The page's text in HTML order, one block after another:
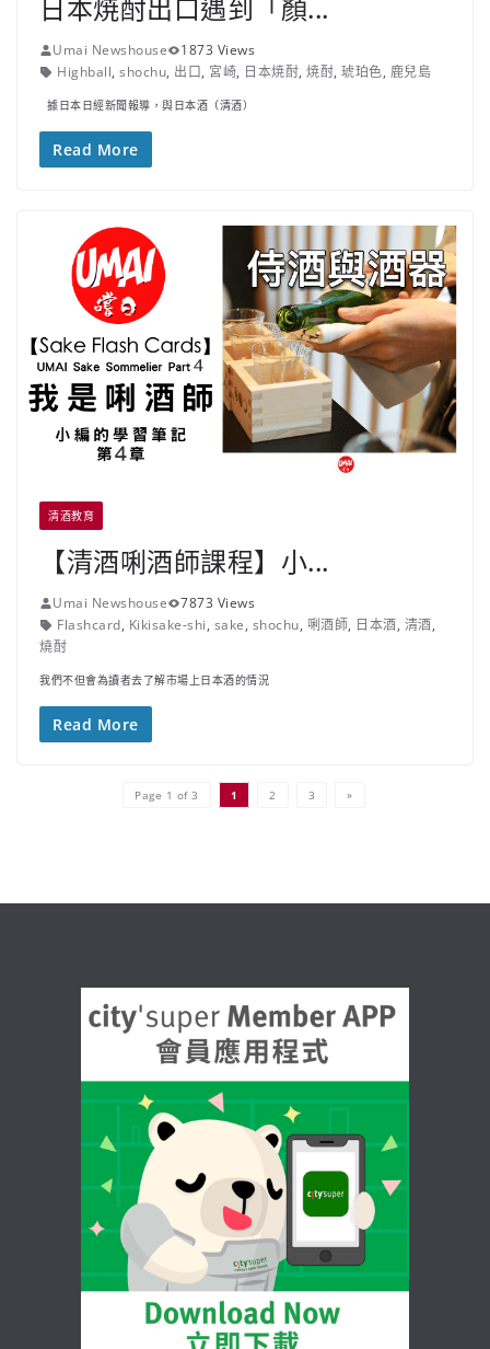
日本焼酎出口遇到「顏...
Umai Newshouse
1873 Views
Highball, shochu, 出口, 宮崎, 日本焼酎, 焼酎, 琥珀色, 鹿兒島
據日本日經新聞報導，與日本酒（清酒）
Read More
清酒教育
【清酒唎酒師課程】小...
Umai Newshouse
7873 Views
Flashcard, Kikisake-shi, sake, shochu, 唎酒師, 日本酒, 清酒,
燒酎
我們不但會為讀者去了解市場上日本酒的情況
Read More
Page 1 of 3 1 2 3 »